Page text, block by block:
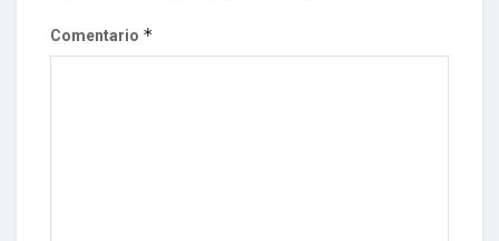
Comentario *